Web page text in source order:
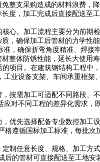
整支采购造成的材料浪费，
度，加工完成后直接配送至
。加工流程主要分为前期
，确保加工后管材的力学
，确保折弯角度精准、焊
整体防锈性能，延长大使用寿
目。在建筑钢结构工程中
业设备支架、车间承重框
需加工可适配不同路段、
对不同工程的差异化需求
先选择配备专业数控加工
遵循国标加工标准，每批
任意长度、规格、加工方
的管材可直接配送至工地安